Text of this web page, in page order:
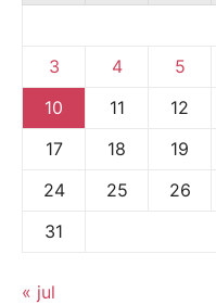
3
4 5
10
11 12
17
18 19
24
25 26
31
« jul